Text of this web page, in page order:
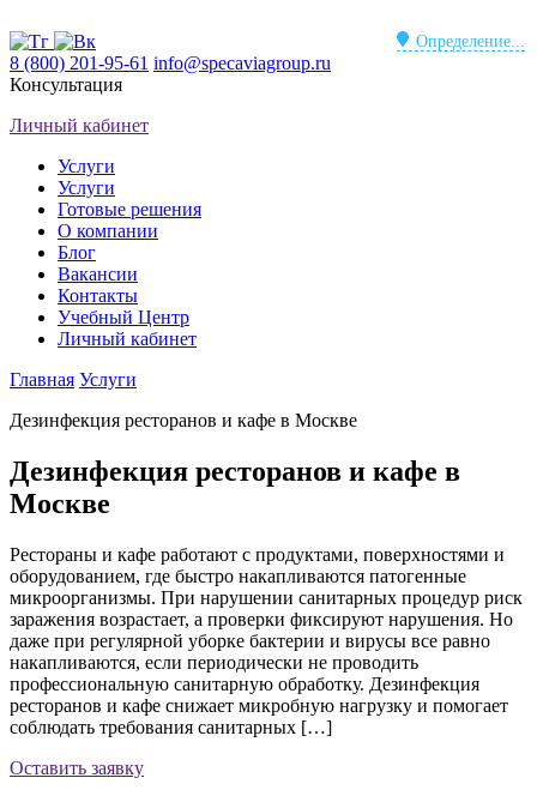
Определение...
8 (800) 201-95-61 info@specaviagroup.ru
Консультация
Личный кабинет
Услуги
Услуги
Готовые решения
О компании
Блог
Вакансии
Контакты
Учебный Центр
Личный кабинет
Главная Услуги
Дезинфекция ресторанов и кафе в Москве
Дезинфекция ресторанов и кафе в
Москве
Рестораны и кафе работают с продуктами, поверхностями и
оборудованием, где быстро накапливаются патогенные
микроорганизмы. При нарушении санитарных процедур риск
заражения возрастает, а проверки фиксируют нарушения. Но
даже при регулярной уборке бактерии и вирусы все равно
накапливаются, если периодически не проводить
профессиональную санитарную обработку. Дезинфекция
ресторанов и кафе снижает микробную нагрузку и помогает
соблюдать требования санитарных […]
Оставить заявку